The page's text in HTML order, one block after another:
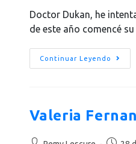
Doctor Dukan, he
de este año comencé
Continuar Leyendo
Valeria